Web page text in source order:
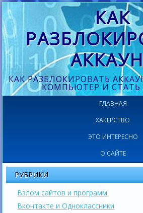
КАК
КАК РАЗБЛОКИРОВАТЬ
КОМПЬЮТЕР И СТАТЬ
ГЛАВНАЯ
ХАКЕРСТВО
ЭТО ИНТЕРЕСНО
О САЙТЕ
РУБРИКИ
Взлом сайтов и программ
Вконтакте и Одноклассники